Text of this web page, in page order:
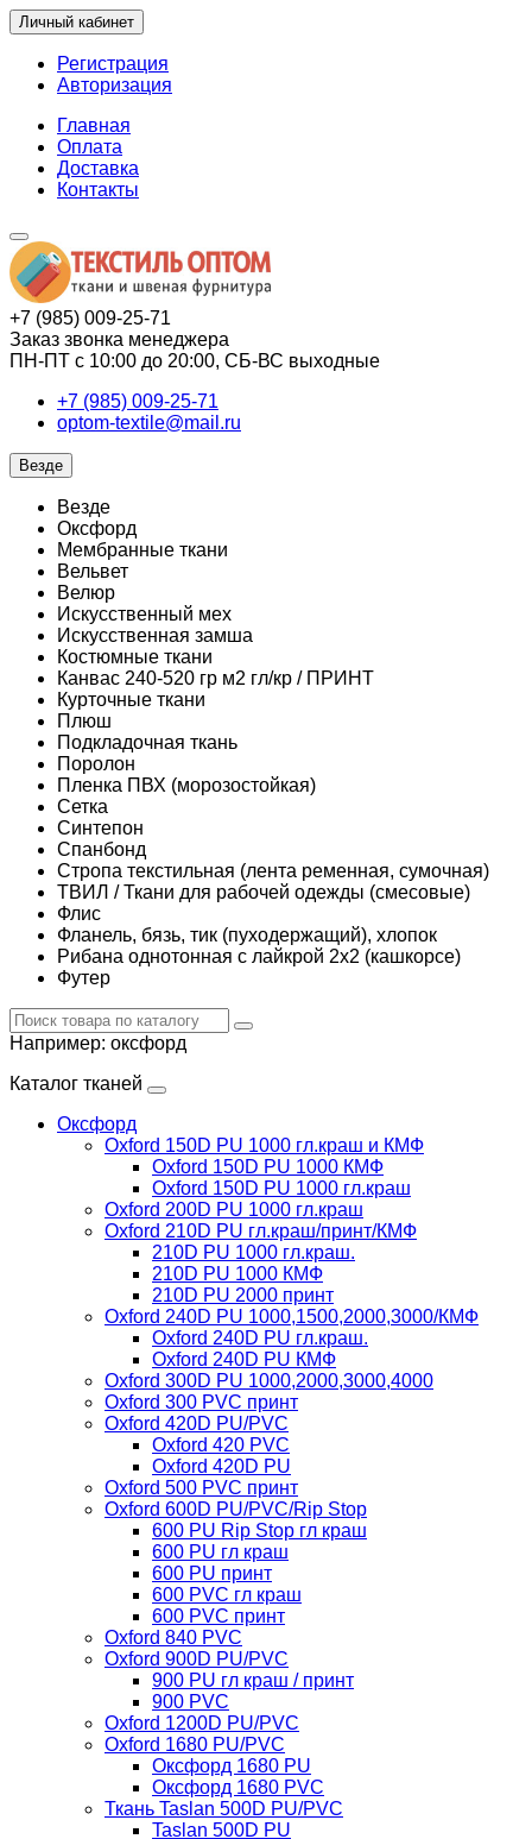
Личный кабинет
Регистрация
Авторизация
Главная
Оплата
Доставка
Контакты
+7 (985) 009-25-71
Заказ звонка менеджера
ПН-ПТ с 10:00 до 20:00, СБ-ВС выходные
+7 (985) 009-25-71
optom-textile@mail.ru
Везде
Везде
Оксфорд
Мембранные ткани
Вельвет
Велюр
Искусственный мех
Искусственная замша
Костюмные ткани
Канвас 240-520 гр м2 гл/кр / ПРИНТ
Курточные ткани
Плюш
Подкладочная ткань
Поролон
Пленка ПВХ (морозостойкая)
Сетка
Синтепон
Спанбонд
Стропа текстильная (лента ременная, сумочная)
ТВИЛ / Ткани для рабочей одежды (смесовые)
Флис
Фланель, бязь, тик (пуходержащий), хлопок
Рибана однотонная с лайкрой 2х2 (кашкорсе)
Футер
Например: оксфорд
Каталог тканей
Оксфорд
Oxford 150D PU 1000 гл.краш и КМФ
Oxford 150D PU 1000 КМФ
Oxford 150D PU 1000 гл.краш
Oxford 200D PU 1000 гл.краш
Oxford 210D PU гл.краш/принт/КМФ
210D PU 1000 гл.краш.
210D PU 1000 КМФ
210D PU 2000 принт
Oxford 240D PU 1000,1500,2000,3000/КМФ
Oxford 240D PU гл.краш.
Oxford 240D PU КМФ
Oxford 300D PU 1000,2000,3000,4000
Oxford 300 PVC принт
Oxford 420D PU/PVC
Oxford 420 PVC
Oxford 420D PU
Oxford 500 PVC принт
Oxford 600D PU/PVC/Rip Stop
600 PU Rip Stop гл краш
600 PU гл краш
600 PU принт
600 PVC гл краш
600 PVC принт
Oxford 840 PVC
Oxford 900D PU/PVC
900 PU гл краш / принт
900 PVC
Oxford 1200D PU/PVC
Oxford 1680 PU/PVC
Оксфорд 1680 PU
Оксфорд 1680 PVC
Ткань Taslan 500D PU/PVC
Taslan 500D PU